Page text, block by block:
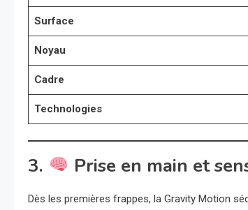
Surface
Noyau
Cadre
Technologies
3. Prise en main et
Dès les premières frappes, la Gravity Motion